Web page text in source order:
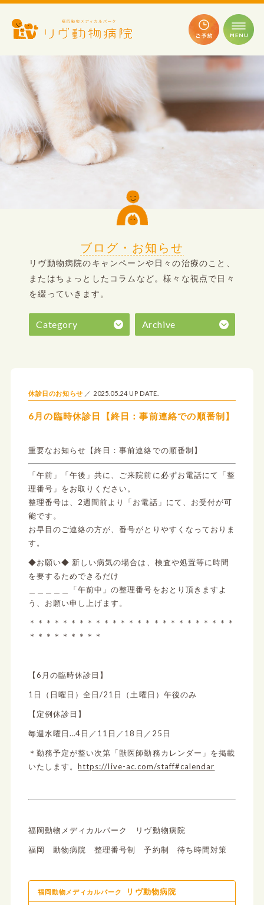
ブログ・お知らせ
リヴ動物病院のキャンペーンや日々の治療のこと、
またはちょっとしたコラムなど。様々な視点で日々
を綴っていきます。
Category Archive
6月の臨時休診日【終日：事前連絡での順番制】
休診日のお知らせ 2025.05.24 UP DATE.
重要なお知らせ【終日：事前連絡での順番制】
「午前」「午後」共に、ご来院前に必ずお電話にて「整
理番号」をお取りください。
整理番号は、2週間前より「お電話」にて、お受付が可
能です。
お早目のご連絡の方が、番号がとりやすくなっておりま
す。
◆お願い◆ 新しい病気の場合は、検査や処置等に時間
を要するためできるだけ
＿＿＿＿＿「午前中」の整理番号をおとり頂きますよ
う、お願い申し上げます。
＊＊＊＊＊＊＊＊＊＊＊＊＊＊＊＊＊＊＊＊＊＊＊＊＊
＊＊＊＊＊＊＊＊＊
【6月の臨時休診日】
1日（日曜日）全日/21日（土曜日）午後のみ
【定例休診日】
毎週水曜日…4日／11日／18日／25日
＊勤務予定が整い次第「獣医師勤務カレンダー」を掲載
いたします。https://live-ac.com/staff#calendar
福岡動物メディカルパーク リヴ動物病院
福岡 動物病院 整理番号制 予約制 待ち時間対策
福岡動物メディカルパーク リヴ動物病院